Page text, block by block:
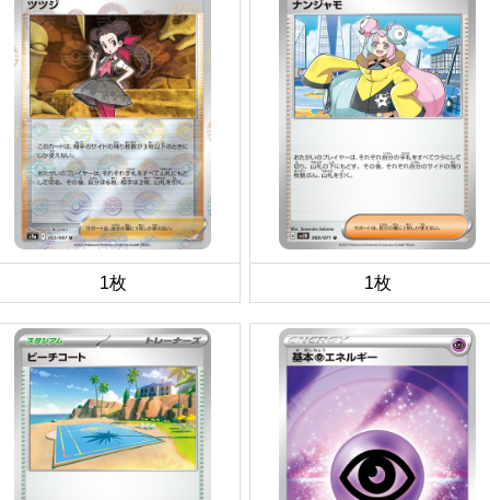
1枚 1枚